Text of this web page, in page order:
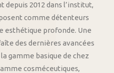
depuis 2012 dans l’institut,
comme détenteurs
esthétique profonde. Une
des dernières avancées
gamme basique de chez
cosméceutiques,